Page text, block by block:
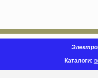
Каталоги: